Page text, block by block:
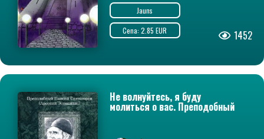
Jauns
Cena: 2.85 EUR
1452
Не волнуйтесь, я буду
молиться о вас. Преподобный
Паисий Святогорец (Арсений